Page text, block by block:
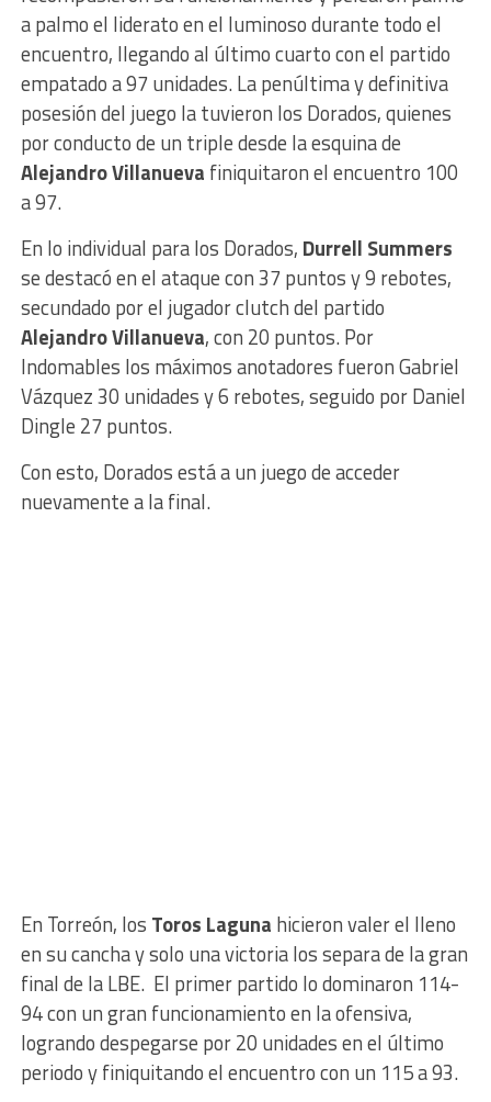
a palmo el liderato en el luminoso durante todo el
encuentro, llegando al último cuarto con el partido
empatado a 97 unidades. La penúltima y definitiva
posesión del juego la tuvieron los Dorados, quienes
por conducto de un triple desde la esquina de
Alejandro Villanueva finiquitaron el encuentro 100
a 97.
En lo individual para los Dorados, Durrell Summers
se destacó en el ataque con 37 puntos y 9 rebotes,
secundado por el jugador clutch del partido
Alejandro Villanueva, con 20 puntos. Por
Indomables los máximos anotadores fueron Gabriel
Vázquez 30 unidades y 6 rebotes, seguido por Daniel
Dingle 27 puntos.
Con esto, Dorados está a un juego de acceder
nuevamente a la final.
En Torreón, los Toros Laguna hicieron valer el lleno
en su cancha y solo una victoria los separa de la gran
final de la LBE. El primer partido lo dominaron 114-
94 con un gran funcionamiento en la ofensiva,
logrando despegarse por 20 unidades en el último
periodo y finiquitando el encuentro con un 115 a 93.